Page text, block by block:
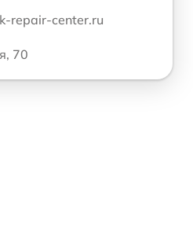
repair-center.ru
70